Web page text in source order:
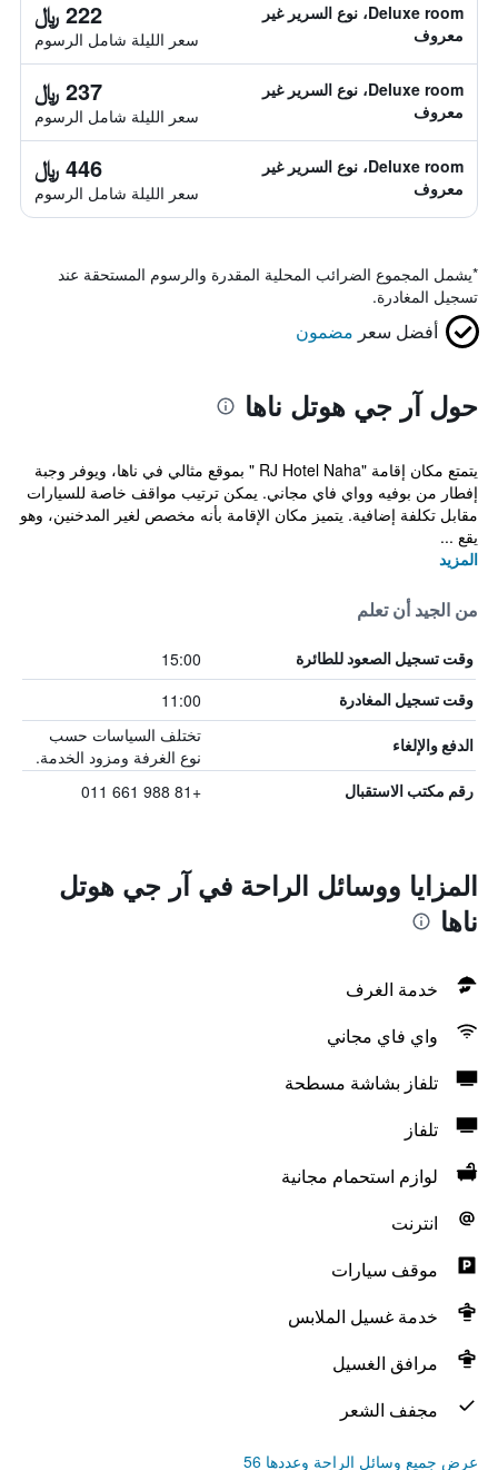
Deluxe room، نوع السرير غير
معروف
222 ﷼
سعر الليلة شامل الرسوم
Deluxe room، نوع السرير غير
معروف
237 ﷼
سعر الليلة شامل الرسوم
Deluxe room، نوع السرير غير
معروف
446 ﷼
سعر الليلة شامل الرسوم
*يشمل المجموع الضرائب المحلية المقدرة والرسوم المستحقة عند
تسجيل المغادرة.
أفضل سعر مضمون
حول آر جي هوتل ناها
يتمتع مكان إقامة "RJ Hotel Naha " بموقع مثالي في ناها، ويوفر وجبة
إفطار من بوفيه وواي فاي مجاني. يمكن ترتيب مواقف خاصة للسيارات
مقابل تكلفة إضافية. يتميز مكان الإقامة بأنه مخصص لغير المدخنين، وهو
يقع ...
المزيد
من الجيد أن تعلم
وقت تسجيل الصعود للطائرة 15:00
وقت تسجيل المغادرة 11:00
الدفع والإلغاء
تختلف السياسات حسب
نوع الغرفة ومزود الخدمة.
رقم مكتب الاستقبال +81 988 661 011
المزايا ووسائل الراحة في آر جي هوتل
ناها
خدمة الغرف
واي فاي مجاني
تلفاز بشاشة مسطحة
تلفاز
لوازم استحمام مجانية
انترنت
موقف سيارات
خدمة غسيل الملابس
مرافق الغسيل
مجفف الشعر
عرض جميع وسائل الراحة وعددها 56